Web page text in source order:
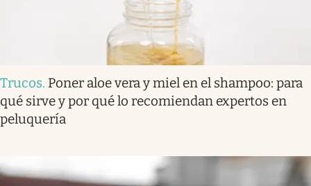
Trucos. Poner aloe vera y miel en el shampoo: para
qué sirve y por qué lo recomiendan expertos en
peluquería